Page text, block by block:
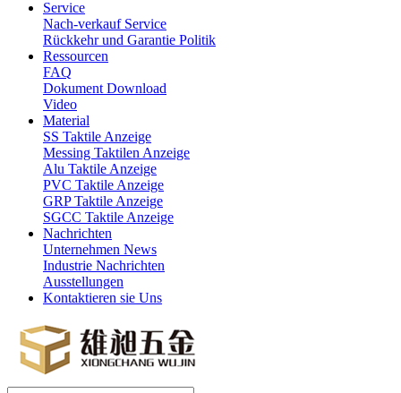
Service
Nach-verkauf Service
Rückkehr und Garantie Politik
Ressourcen
FAQ
Dokument Download
Video
Material
SS Taktile Anzeige
Messing Taktilen Anzeige
Alu Taktile Anzeige
PVC Taktile Anzeige
GRP Taktile Anzeige
SGCC Taktile Anzeige
Nachrichten
Unternehmen News
Industrie Nachrichten
Ausstellungen
Kontaktieren sie Uns